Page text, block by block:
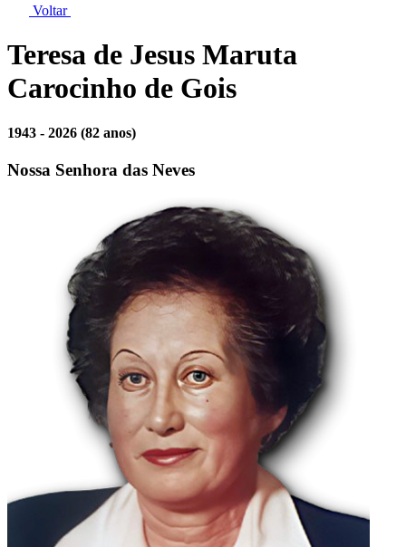
Voltar
Teresa de Jesus Maruta
Carocinho de Gois
1943 - 2026 (82 anos)
Nossa Senhora das Neves